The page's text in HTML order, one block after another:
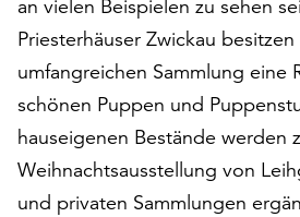
die
Schaltfläche
„Cookie-
Einstellungen“
zur
Verfügung.
Funktionale
Cookies
an vielen Beispielen zu sehen
Priesterhäuser Zwickau
umfangreichen Sammlung eine
schönen Puppen und
hauseigenen Bestände werden
Weihnachtsausstellung von
und privaten Sammlungen